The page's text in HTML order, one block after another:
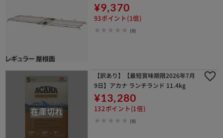
¥9,370
93ポイント(1倍)
(0)
【訳あり】【最短賞味期限2026年7月
9日】アカナ ランチランド 11.4kg
¥13,280
132ポイント(1倍)
(0)